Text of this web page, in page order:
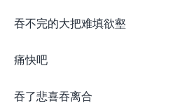
吞不完的大把难填欲壑
痛快吧
吞了悲喜吞离合